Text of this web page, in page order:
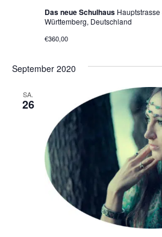
Das neue Schulhaus
Württemberg, Deutschland
€360,00
September 2020
SA.
26